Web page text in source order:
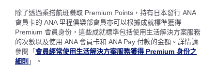
除了透過乘搭航班賺取 Premium Points，持有日本發行 ANA
會員卡的 ANA 里程俱樂部會員亦可以根據成就標準獲得
Premium 會員身份，這些成就標準包括使用生活解決方案服務
的次數以及使用 ANA 會員卡和 ANA Pay 付款的金額。詳情請
參閱「會員經常使用生活解決方案服務獲得 Premium 身份之
細則 」。